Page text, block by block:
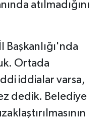
atılmadığını
Başkanlığı'nda
Ortada
iddialar varsa,
dedik. Belediye